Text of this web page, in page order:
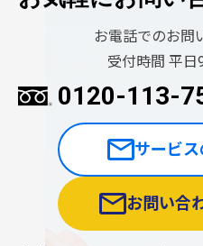
お電話でのお問
受付時間 平日
0120-113-
サービ
お問い合